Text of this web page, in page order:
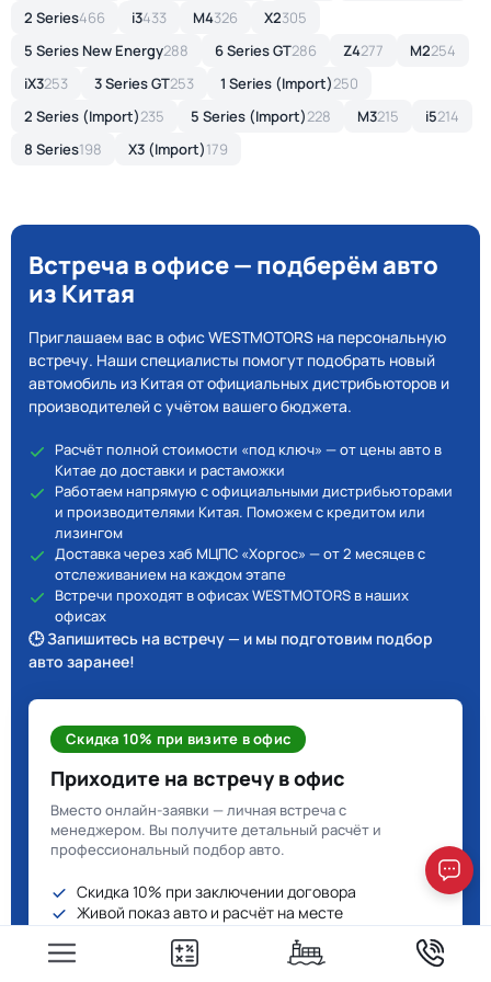
2 Series466 i3433 M4326 X2305
5 Series New Energy288 6 Series GT286 Z4277 M2254
iX3253 3 Series GT253 1 Series (Import)250
2 Series (Import)235 5 Series (Import)228 M3215 i5214
8 Series198 X3 (Import)179
Встреча в офисе — подберём авто
из Китая
Приглашаем вас в офис WESTMOTORS на персональную
встречу. Наши специалисты помогут подобрать новый
автомобиль из Китая от официальных дистрибьюторов и
производителей с учётом вашего бюджета.
Расчёт полной стоимости «под ключ» — от цены авто в
Китае до доставки и растаможки
Работаем напрямую с официальными дистрибьюторами
и производителями Китая. Поможем с кредитом или
лизингом
Доставка через хаб МЦПС «Хоргос» — от 2 месяцев с
отслеживанием на каждом этапе
Встречи проходят в офисах WESTMOTORS в наших
офисах
🕒 Запишитесь на встречу — и мы подготовим подбор
авто заранее!
Скидка 10% при визите в офис
Приходите на встречу в офис
Вместо онлайн-заявки — личная встреча с
менеджером. Вы получите детальный расчёт и
профессиональный подбор авто.
Скидка 10% при заключении договора
Живой показ авто и расчёт на месте
Договор и старт работы в тот же день